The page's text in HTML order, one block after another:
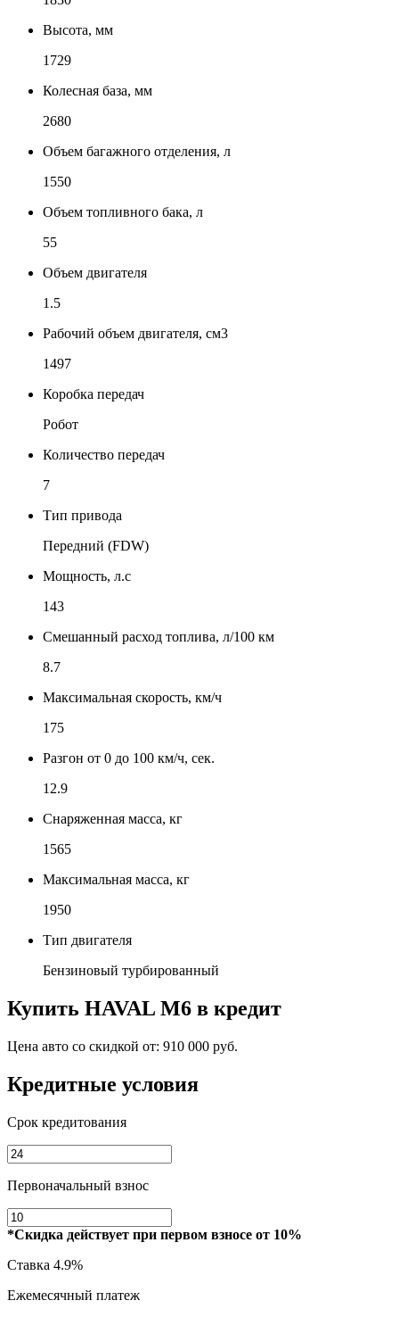
Высота, мм
1729
Колесная база, мм
2680
Объем багажного отделения, л
1550
Объем топливного бака, л
55
Объем двигателя
1.5
Рабочий объем двигателя, см3
1497
Коробка передач
Робот
Количество передач
7
Тип привода
Передний (FDW)
Мощность, л.с
143
Смешанный расход топлива, л/100 км
8.7
Максимальная скорость, км/ч
175
Разгон от 0 до 100 км/ч, сек.
12.9
Снаряженная масса, кг
1565
Максимальная масса, кг
1950
Тип двигателя
Бензиновый турбированный
Купить HAVAL M6 в кредит
Цена авто со скидкой от: 910 000 руб.
Кредитные условия
Срок кредитования
Первоначальный взнос
*Скидка действует при первом взносе от 10%
Ставка 4.9%
Ежемесячный платеж